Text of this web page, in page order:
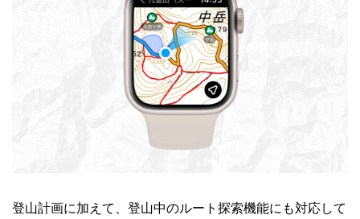
登山計画に加えて、登山中のルート探索機能にも対応して